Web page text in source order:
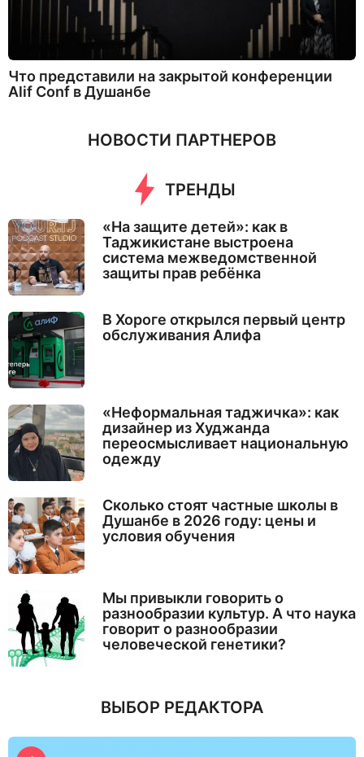
Что представили на закрытой конференции
Alif Conf в Душанбе
НОВОСТИ ПАРТНЕРОВ
ТРЕНДЫ
«На защите детей»: как в
Таджикистане выстроена
система межведомственной
защиты прав ребёнка
В Хороге открылся первый центр
обслуживания Алифа
«Неформальная таджичка»: как
дизайнер из Худжанда
переосмысливает национальную
одежду
Сколько стоят частные школы в
Душанбе в 2026 году: цены и
условия обучения
Мы привыкли говорить о
разнообразии культур. А что наука
говорит о разнообразии
человеческой генетики?
ВЫБОР РЕДАКТОРА